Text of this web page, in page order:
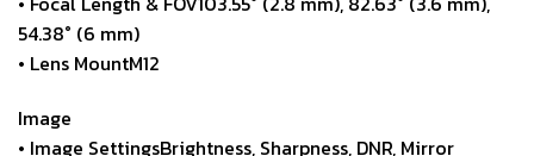
54.38° (6 mm)
• Lens MountM12
Image
• Image SettingsBrightness, Sharpness, DNR, Mirror